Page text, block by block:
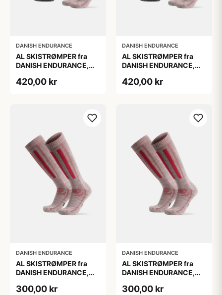
DANISH ENDURANCE
AL SKISTRØMPER fra
DANISH ENDURANCE,
420,00 kr
DANISH ENDURANCE
AL SKISTRØMPER fra
DANISH ENDURANCE,
420,00 kr
DANISH ENDURANCE
AL SKISTRØMPER fra
DANISH ENDURANCE,
300,00 kr
DANISH ENDURANCE
AL SKISTRØMPER fra
DANISH ENDURANCE,
300,00 kr